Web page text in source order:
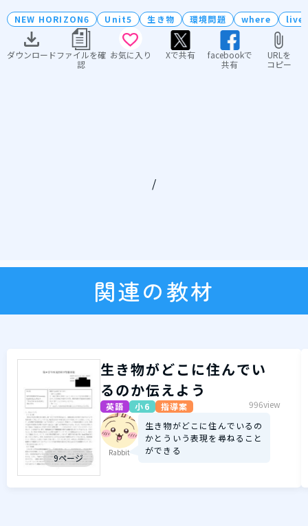
NEW HORIZON6 Unit5 生き物 環境問題 where live
ダウンロードファイルを確
認
お気に入り Xで共有
facebookで
共有
URLを
コピー
/
関連の教材
9ページ
生き物がどこに住んでい
るのか伝えよう
英語 小6 指導案 996view
Rabbit
生き物がどこに住んでいるの
かとういう表現を尋ねること
ができる